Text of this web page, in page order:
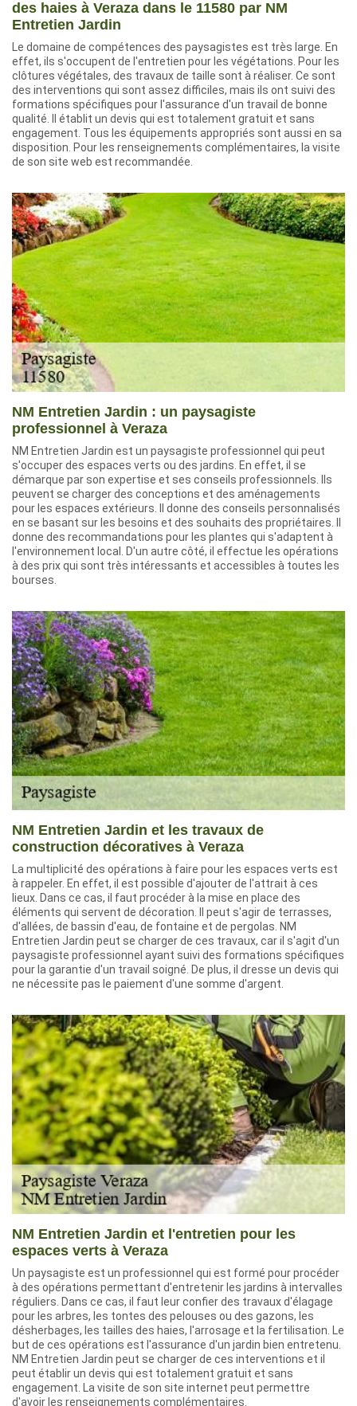
des haies à Veraza dans le 11580 par NM
Entretien Jardin
Le domaine de compétences des paysagistes est très large. En
effet, ils s'occupent de l'entretien pour les végétations. Pour les
clôtures végétales, des travaux de taille sont à réaliser. Ce sont
des interventions qui sont assez difficiles, mais ils ont suivi des
formations spécifiques pour l'assurance d'un travail de bonne
qualité. Il établit un devis qui est totalement gratuit et sans
engagement. Tous les équipements appropriés sont aussi en sa
disposition. Pour les renseignements complémentaires, la visite
de son site web est recommandée.
NM Entretien Jardin : un paysagiste
professionnel à Veraza
NM Entretien Jardin est un paysagiste professionnel qui peut
s'occuper des espaces verts ou des jardins. En effet, il se
démarque par son expertise et ses conseils professionnels. Ils
peuvent se charger des conceptions et des aménagements
pour les espaces extérieurs. Il donne des conseils personnalisés
en se basant sur les besoins et des souhaits des propriétaires. Il
donne des recommandations pour les plantes qui s'adaptent à
l'environnement local. D'un autre côté, il effectue les opérations
à des prix qui sont très intéressants et accessibles à toutes les
bourses.
NM Entretien Jardin et les travaux de
construction décoratives à Veraza
La multiplicité des opérations à faire pour les espaces verts est
à rappeler. En effet, il est possible d'ajouter de l'attrait à ces
lieux. Dans ce cas, il faut procéder à la mise en place des
éléments qui servent de décoration. Il peut s'agir de terrasses,
d'allées, de bassin d'eau, de fontaine et de pergolas. NM
Entretien Jardin peut se charger de ces travaux, car il s'agit d'un
paysagiste professionnel ayant suivi des formations spécifiques
pour la garantie d'un travail soigné. De plus, il dresse un devis qui
ne nécessite pas le paiement d'une somme d'argent.
NM Entretien Jardin et l'entretien pour les
espaces verts à Veraza
Un paysagiste est un professionnel qui est formé pour procéder
à des opérations permettant d'entretenir les jardins à intervalles
réguliers. Dans ce cas, il faut leur confier des travaux d'élagage
pour les arbres, les tontes des pelouses ou des gazons, les
désherbages, les tailles des haies, l'arrosage et la fertilisation. Le
but de ces opérations est l'assurance d'un jardin bien entretenu.
NM Entretien Jardin peut se charger de ces interventions et il
peut établir un devis qui est totalement gratuit et sans
engagement. La visite de son site internet peut permettre
d'avoir les renseignements complémentaires.